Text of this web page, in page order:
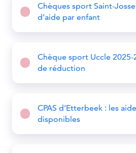
Chèques sport Saint-
d’aide par enfant
Chèque sport Uccle 2025-
de réduction
CPAS d’Etterbeek : les
disponibles